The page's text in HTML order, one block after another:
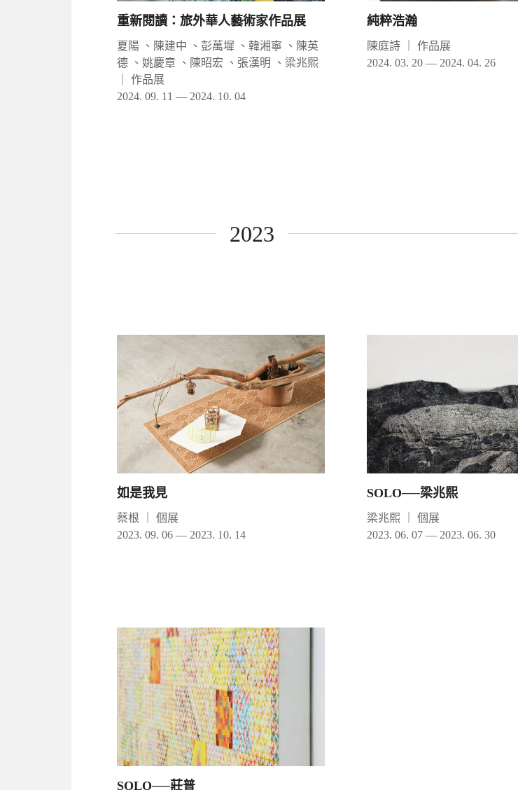
重新閱讀：旅外華人藝術家作品展
夏陽 、陳建中 、彭萬墀 、韓湘寧 、陳英
德 、姚慶章 、陳昭宏 、張漢明 、梁兆熙
作品展
2024. 09. 11 — 2024. 10. 04
純粹浩瀚
陳庭詩
作品展
2024. 03. 20 — 2024. 04. 26
2023
如是我見
蔡根
個展
2023. 09. 06 — 2023. 10. 14
SOLO──梁兆熙
梁兆熙
個展
2023. 06. 07 — 2023. 06. 30
SOLO──莊普